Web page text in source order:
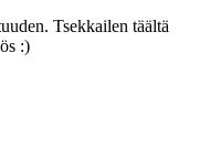
Tsekkailen täältä
:)